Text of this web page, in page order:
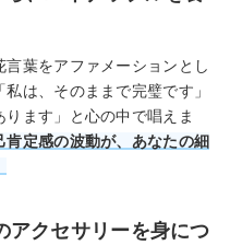
葉をアファメーションとし
は、そのままで完璧です」
ります」と心の中で唱えま
定感の波動が、あなたの細
アクセサリーを身につ